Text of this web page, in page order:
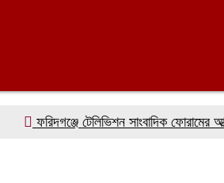
ফরিদগঞ্জে টেলিভিশন সাংবাদিক ফোরামের আত্মপ্রকাশ